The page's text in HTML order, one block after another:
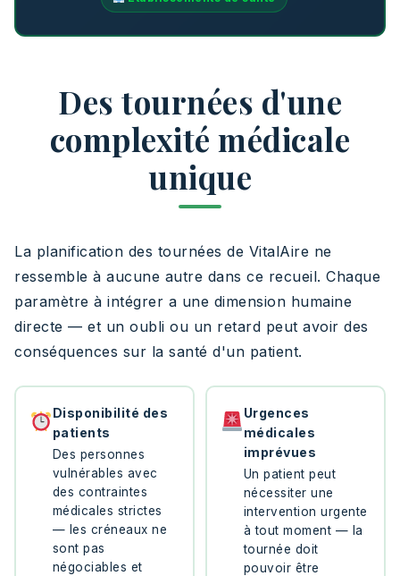
Des tournées d'une
complexité médicale
unique
La planification des tournées de VitalAire ne
ressemble à aucune autre dans ce recueil. Chaque
paramètre à intégrer a une dimension humaine
directe — et un oubli ou un retard peut avoir des
conséquences sur la santé d'un patient.
Disponibilité des
patients
Des personnes
vulnérables avec
des contraintes
médicales strictes
— les créneaux ne
sont pas
négociables et
Urgences
médicales
imprévues
Un patient peut
nécessiter une
intervention urgente
à tout moment — la
tournée doit
pouvoir être